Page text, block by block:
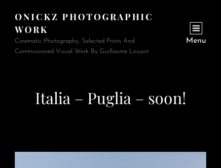
ONICKZ PHOTOGRAPHIC
WORK
Cinematic Photography, Selected Prints And
Commissioned Visual Work By Guillaume Louyot.
Menu
Italia – Puglia – soon!